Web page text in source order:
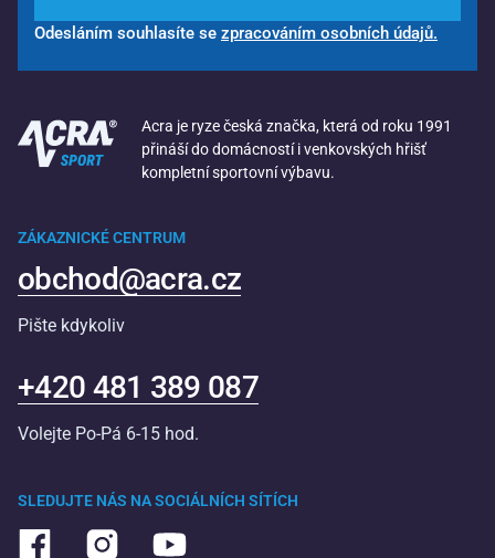
Odesláním souhlasíte se zpracováním osobních údajů.
Acra je ryze česká značka, která od roku 1991
přináší do domácností i venkovských hřišť
kompletní sportovní výbavu.
SLEDUJTE NÁS NA SOCIÁLNÍCH SÍTÍCH
ZÁKAZNICKÉ CENTRUM
obchod@acra.cz
Pište kdykoliv
+420 481 389 087
Volejte Po-Pá 6-15 hod.